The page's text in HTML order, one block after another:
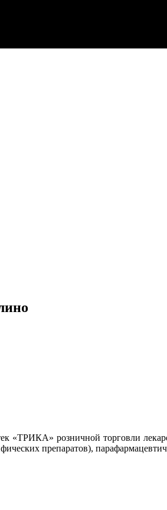
«ТРИКА» розничной торговли
препаратов),